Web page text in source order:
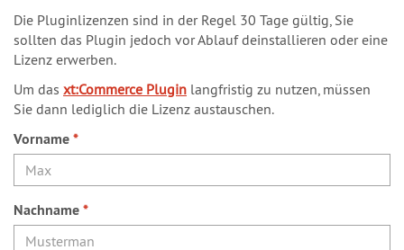
Die Pluginlizenzen sind in der Regel 30 Tage gültig, Sie
sollten das Plugin jedoch vor Ablauf deinstallieren oder eine
Lizenz erwerben.
Um das xt:Commerce Plugin langfristig zu nutzen, müssen
Sie dann lediglich die Lizenz austauschen.
Vorname*
Nachname*